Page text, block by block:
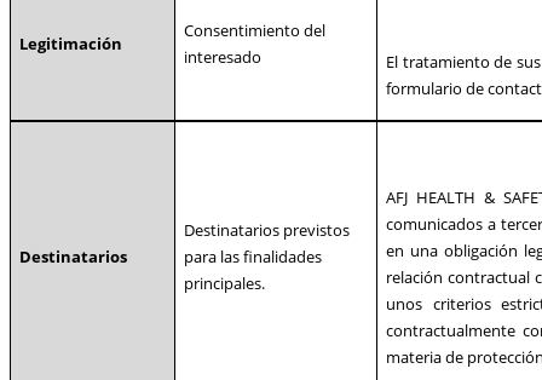
Legitimación
Consentimiento del
interesado
El tratamiento de
formulario de
Destinatarios
Destinatarios previstos
para las finalidades
principales.
AFJ HEALTH &
comunicados a
en una obligación
relación contractual
unos criterios
contractualmente
materia de